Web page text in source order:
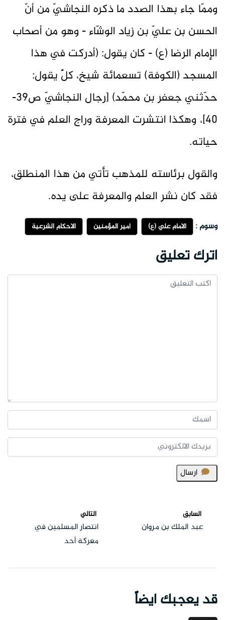
وممّا جاء بهذا الصدد ما ذكره النجاشيّ من أنّ
الحسن بن عليّ بن زياد الوشّاء - وهو من أصحاب
الإمام الرضا (ع) - كان يقول: (أدركت في هذا
المسجد (الكوفة) تسعمائة شيخ، كلٌّ يقول:
حدّثني جعفر بن محمّد) [رجال النجاشيّ ص39-
40]، وهكذا انتشرت المعرفة وراج العلم في فترة
حياته.
والقول برئاسته للمذهب تأتي من هذا المنطلق،
فقد كان نشر العلم والمعرفة على يده.
وسوم : الامام علي (ع) امير المؤمنين الاحكام الشرعية
اترك تعليق
ارسال
السابق
عبد الملك بن مروان
التالي
انتصار المسلمين في
معركة أحد
قد يعجبك ايضاً